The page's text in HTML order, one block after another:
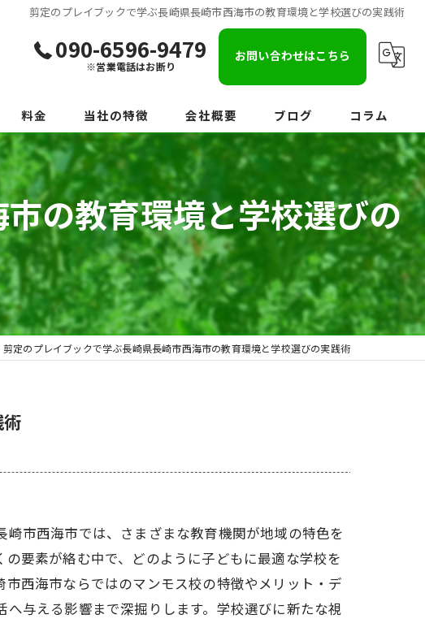
剪定のプレイブックで学ぶ長崎県長崎市西海市の教育環境と学校選びの実践術
090-6596-9479
※営業電話はお断り
お問い合わせはこちら
料金 当社の特徴
伐採
伐根
草刈り
草むしり
庭じまい
会社概要 ブログ コラム
の教育環境と学校選びの
剪定のプレイブックで学ぶ長崎県長崎市西海市の教育環境と学校選びの実践術
市西海市では、さまざまな教育機関が地域の特色を
要素が絡む中で、どのように子どもに最適な学校を
西海市ならではのマンモス校の特徴やメリット・デ
与える影響まで深掘りします。学校選びに新たな視